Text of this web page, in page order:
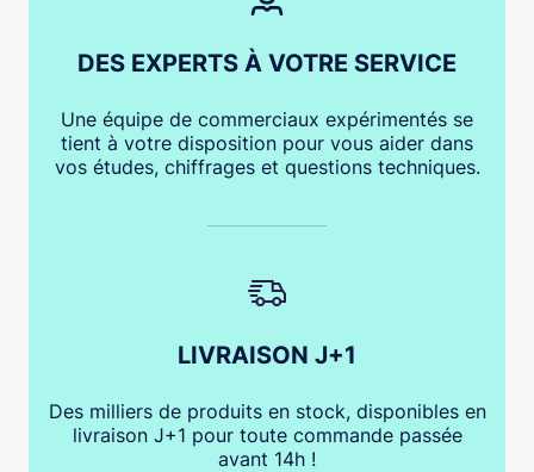
DES EXPERTS À VOTRE SERVICE
Une équipe de commerciaux expérimentés se
tient à votre disposition pour vous aider dans
vos études, chiffrages et questions techniques.
LIVRAISON J+1
Des milliers de produits en stock, disponibles en
livraison J+1 pour toute commande passée
avant 14h !